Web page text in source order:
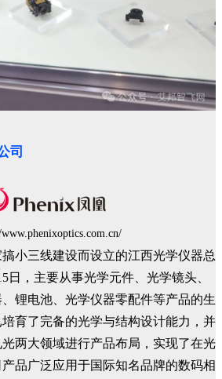
司
小三线建设而设立的江西光学仪器总
日，主要从事光学元件、光学镜头、
锂电池、光学仪器零配件等产品的生
育了完备的光学与结构设计能力，并
两大领域进行产品布局，实现了在光
品广泛应用于国际知名品牌的数码相